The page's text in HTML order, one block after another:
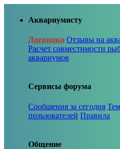
Аквариумисту
Дневники Отзывы на
Расчет совместимости
аквариумов
Сервисы форума
Сообщения за сегодня
пользователей Правила
Общение